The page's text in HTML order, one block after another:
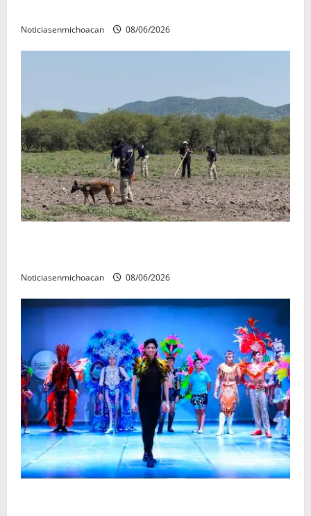
Noticiasenmichoacan 08/06/2026
Noticiasenmichoacan 08/06/2026